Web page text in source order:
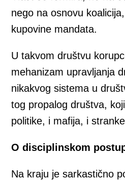
nego na osnovu
kupovine mandata.
U takvom društvu
mehanizam upravljanja
nikakvog sistema u
tog propalog društva,
politike, i mafija, i
O disciplinskom
Na kraju je sarkastično